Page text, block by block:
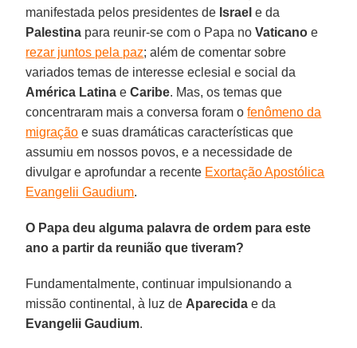
manifestada pelos presidentes de Israel e da
Palestina para reunir-se com o Papa noVaticano e
rezar juntos pela paz; além de comentar sobre
variados temas de interesse eclesial e social da
América Latinae Caribe. Mas, os temas que
concentraram mais a conversa foram ofenômeno da
migração e suas dramáticas características que
assumiu em nossos povos, e a necessidade de
divulgar e aprofundar a recente Exortação Apostólica
Evangelii Gaudium.
O Papa deu alguma palavra de ordem para este
ano a partir da reunião que tiveram?
Fundamentalmente, continuar impulsionando a
missão continental, à luz de Aparecida e da
Evangelii Gaudium.